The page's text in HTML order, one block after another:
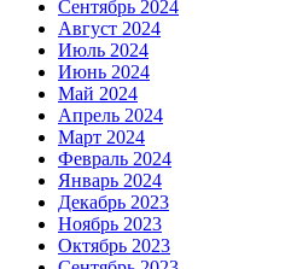
Сентябрь 2024
Август 2024
Июль 2024
Июнь 2024
Май 2024
Апрель 2024
Март 2024
Февраль 2024
Январь 2024
Декабрь 2023
Ноябрь 2023
Октябрь 2023